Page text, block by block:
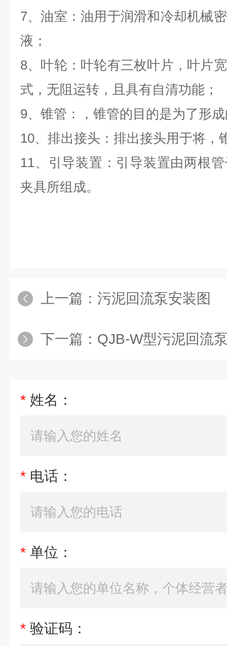
7、油室：油用于润滑和冷却机械
液；
8、叶轮：叶轮有三枚叶片，叶片
式，无阻运转，且具有自清功能；
9、锥管：，锥管的目的是为了形
10、排出接头：排出接头用于将，
11、引导装置：引导装置由两根
夹具所组成。
上一篇： 污泥回流泵安装图
下一篇： QJB-W型污泥回流
* 姓名：
* 电话：
* 单位：
* 验证码：